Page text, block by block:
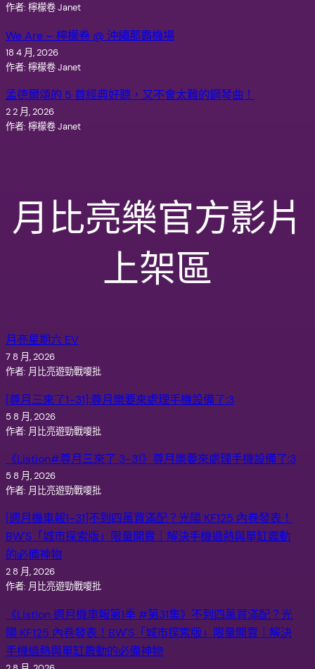
作者: 檸檬卷 Janet
We Are – 檸檬卷 @ 沖繩那霸機場
18 4 月, 2026
作者: 檸檬卷 Janet
孟德爾頌的 5 首經典好聽，又不會太難的鋼琴曲！
2 2 月, 2026
作者: 檸檬卷 Janet
月比亮樂官方影片
上架區
月亮星期六 EV
7 8 月, 2026
作者: 月比亮遊勁戰嗄批
[尊月三來了1-31]:尊月樂要來處理手機設備了:3
5 8 月, 2026
作者: 月比亮遊勁戰嗄批
《Listion#尊月三來了 3-31》尊月樂要來處理手機設備了:3
5 8 月, 2026
作者: 月比亮遊勁戰嗄批
[週月機車報1-31]不到四萬買滿配？光陽 KF125 內卷發表！
BW'S「城市探索版」限量開賣｜解決手機過熱與單缸震動
的必備神物
2 8 月, 2026
作者: 月比亮遊勁戰嗄批
《Listion 週月機車報第1季 #第31集》不到四萬買滿配？光
陽 KF125 內卷發表！BW'S「城市探索版」限量開賣｜解決
手機過熱與單缸震動的必備神物